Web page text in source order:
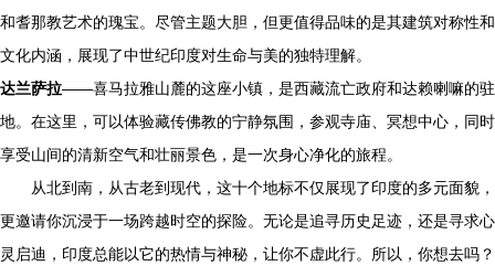
和耆那教艺术的瑰宝。尽管主题大胆，但更值得品味的是其建筑对称性和
文化内涵，展现了中世纪印度对生命与美的独特理解。
达兰萨拉——喜马拉雅山麓的这座小镇，是西藏流亡政府和达赖喇嘛的驻
地。在这里，可以体验藏传佛教的宁静氛围，参观寺庙、冥想中心，同时
享受山间的清新空气和壮丽景色，是一次身心净化的旅程。
从北到南，从古老到现代，这十个地标不仅展现了印度的多元面貌，
更邀请你沉浸于一场跨越时空的探险。无论是追寻历史足迹，还是寻求心
灵启迪，印度总能以它的热情与神秘，让你不虚此行。所以，你想去吗？